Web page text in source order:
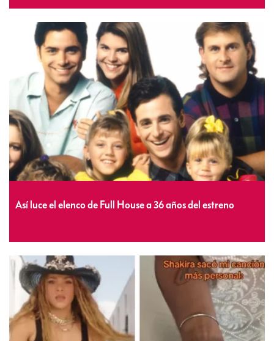
Así luce el elenco de Full House a 36 años del estreno